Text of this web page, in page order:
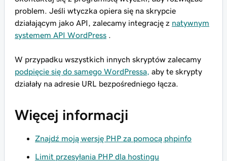
problem. Jeśli wtyczka opiera się na skrypcie
działającym jako API, zalecamy integrację z natywnym
systemem API WordPress
W przypadku wszystkich innych skryptów zalecamy
podpięcie się do samego WordPressa, aby te skrypty
działały na adresie URL bezpośredniego łącza.
Więcej informacji
Znajdź moją wersję PHP za pomocą phpinfo
Limit przesyłania PHP dla hostingu